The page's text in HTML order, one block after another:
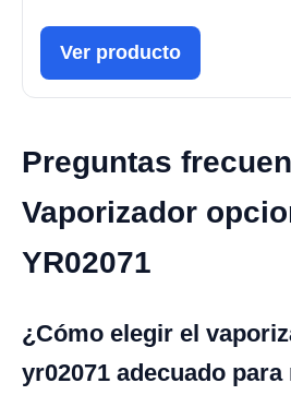
Ver producto
Preguntas
Vaporizador
YR02071
¿Cómo elegir el
yr02071 adecuado